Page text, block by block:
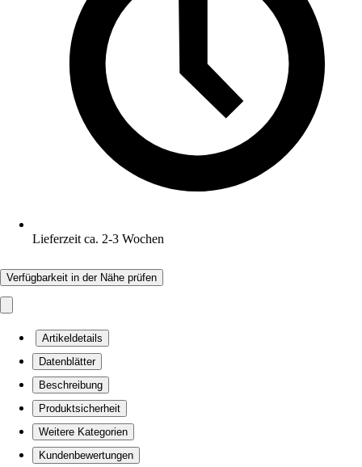
Lieferzeit ca. 2-3 Wochen
Verfügbarkeit in der Nähe prüfen
Artikeldetails
Datenblätter
Beschreibung
Produktsicherheit
Weitere Kategorien
Kundenbewertungen